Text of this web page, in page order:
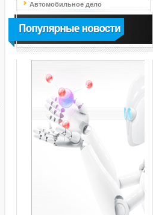
Автомобильное дело